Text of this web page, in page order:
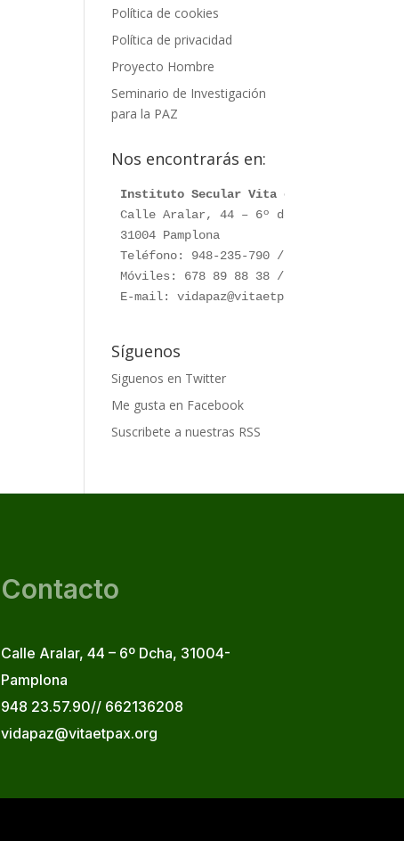
Política de cookies
Política de privacidad
Proyecto Hombre
Seminario de Investigación
para la PAZ
Nos encontrarás en:
Instituto Secular Vita et Pax
Calle Aralar, 44 – 6º dcha.
31004 Pamplona
Teléfono: 948-235-790 / 948-230-787
Móviles: 678 89 88 38 / 660 76 91 28
E-mail: vidapaz@vitaetpax.org
Síguenos
Siguenos en Twitter
Me gusta en Facebook
Suscribete a nuestras RSS
Contacto
Calle Aralar, 44 – 6º Dcha, 31004-
Pamplona
948 23.57.90// 662136208
vidapaz@vitaetpax.org